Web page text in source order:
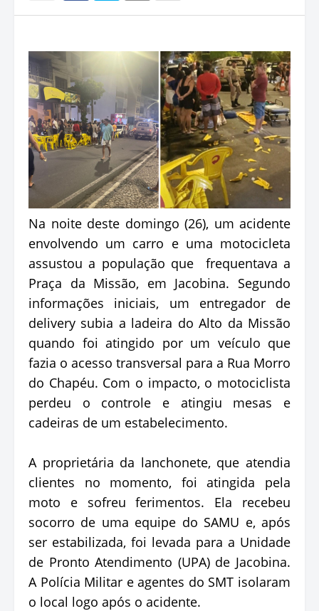
Na noite deste domingo (26), um acidente
envolvendo um carro e uma motocicleta
assustou a população que frequentava a
Praça da Missão, em Jacobina. Segundo
informações iniciais, um entregador de
delivery subia a ladeira do Alto da Missão
quando foi atingido por um veículo que
fazia o acesso transversal para a Rua Morro
do Chapéu. Com o impacto, o motociclista
perdeu o controle e atingiu mesas e
cadeiras de um estabelecimento.
A proprietária da lanchonete, que atendia
clientes no momento, foi atingida pela
moto e sofreu ferimentos. Ela recebeu
socorro de uma equipe do SAMU e, após
ser estabilizada, foi levada para a Unidade
de Pronto Atendimento (UPA) de Jacobina.
A Polícia Militar e agentes do SMT isolaram
o local logo após o acidente.